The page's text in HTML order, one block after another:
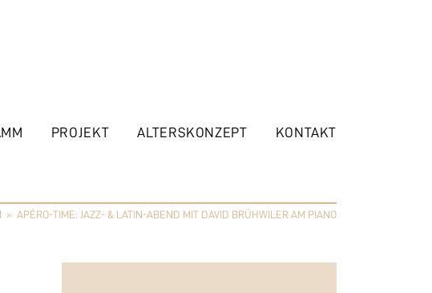
PROJEKT ALTERSKONZEPT KONTAKT
»APÉRO-TIME: JAZZ- & LATIN-ABEND MIT DAVID BRÜHWILER AM PIANO